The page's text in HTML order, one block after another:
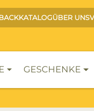
KATALOGÜBER UNS
GESCHENKE